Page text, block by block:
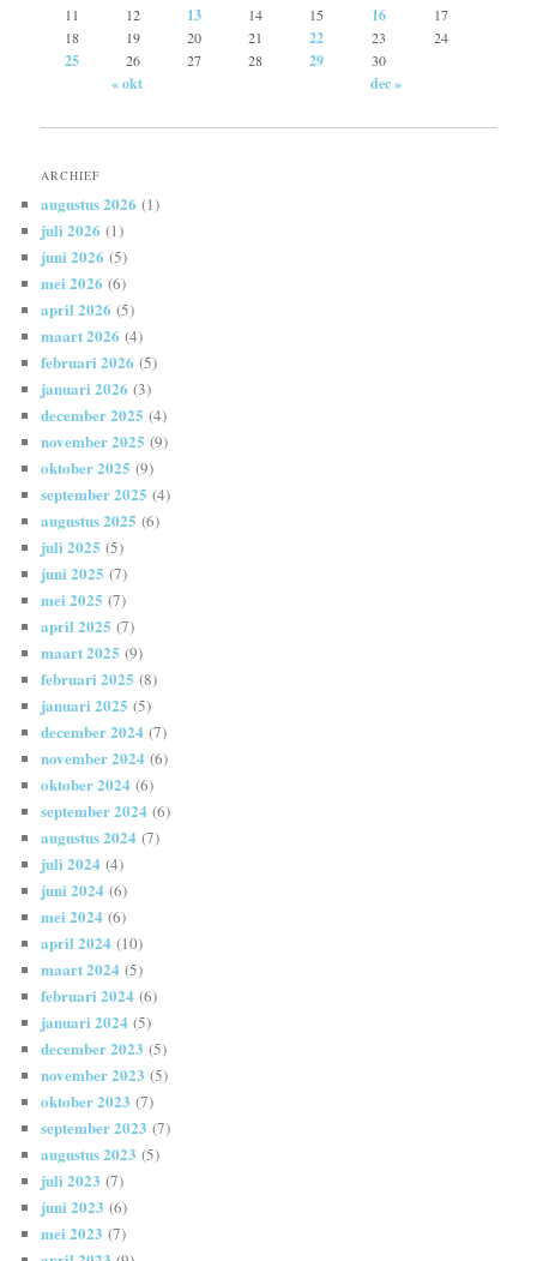
11
12 13 14 15 16
17
18
19 20 21 22 23 24
25 26 27 28 29 30
« okt dec »
ARCHIEF
augustus 2026 (1)
juli 2026 (1)
juni 2026 (5)
mei 2026 (6)
april 2026 (5)
maart 2026 (4)
februari 2026 (5)
januari 2026 (3)
december 2025 (4)
november 2025 (9)
oktober 2025 (9)
september 2025 (4)
augustus 2025 (6)
juli 2025 (5)
juni 2025 (7)
mei 2025 (7)
april 2025 (7)
maart 2025 (9)
februari 2025 (8)
januari 2025 (5)
december 2024 (7)
november 2024 (6)
oktober 2024 (6)
september 2024 (6)
augustus 2024 (7)
juli 2024 (4)
juni 2024 (6)
mei 2024 (6)
april 2024 (10)
maart 2024 (5)
februari 2024 (6)
januari 2024 (5)
december 2023 (5)
november 2023 (5)
oktober 2023 (7)
september 2023 (7)
augustus 2023 (5)
juli 2023 (7)
juni 2023 (6)
mei 2023 (7)